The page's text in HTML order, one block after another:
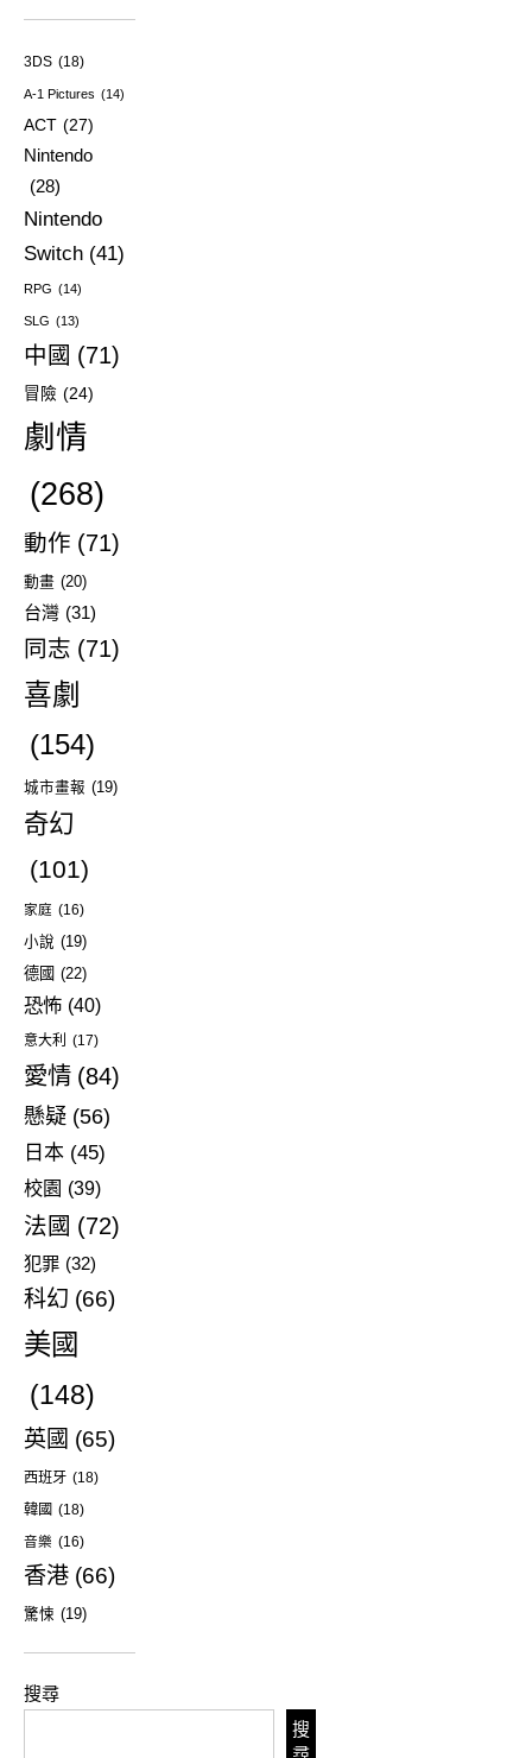
3DS (18)
A-1 Pictures (14)
ACT (27)
Nintendo
(28)
Nintendo
Switch (41)
RPG (14)
SLG (13)
中國 (71)
冒險 (24)
劇情
(268)
動作 (71)
動畫 (20)
台灣 (31)
同志 (71)
喜劇
(154)
城市畫報 (19)
奇幻
(101)
家庭 (16)
小說 (19)
德國 (22)
恐怖 (40)
意大利 (17)
愛情 (84)
懸疑 (56)
日本 (45)
校園 (39)
法國 (72)
犯罪 (32)
科幻 (66)
美國
(148)
英國 (65)
西班牙 (18)
韓國 (18)
音樂 (16)
香港 (66)
驚悚 (19)
搜尋
搜
尋